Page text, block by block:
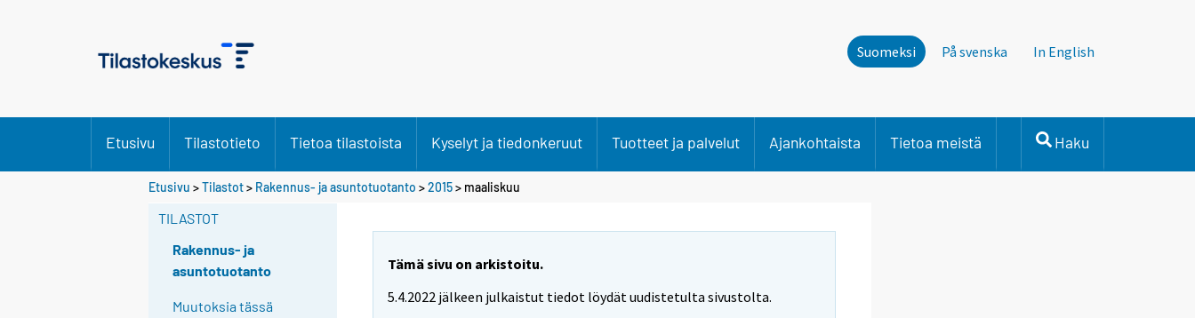
Suomeksi På svenska In English
Etusivu Tilastotieto Tietoa tilastoista Kyselyt ja tiedonkeruut Tuotteet ja palvelut Ajankohtaista Tietoa meistä Haku
Etusivu >Tilastot> Rakennus- ja asuntotuotanto >2015> maaliskuu
TILASTOT
Rakennus- ja
asuntotuotanto
Muutoksia tässä
Tämä sivu on arkistoitu.
5.4.2022 jälkeen julkaistut tiedot löydät uudistetulta sivustolta.